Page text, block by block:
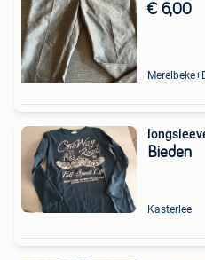
€ 6,00
Bieden
Kasterlee